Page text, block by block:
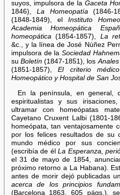
suyos, impulsora de la Gaceta
1846), La Homeopatía(1846-
(1848-1849), el Instituto
Academia Homeopática
homeopática(1854-1857), La
&c., y la línea de José Núñez
impulsora de laSociedad
su Boletín(1847-1851), los
(1851-1857),El criterio médico
Homeopático y Hospital de San
En la península, en general,
espiritualistas y sus
ultramar con homeópatas
Cayetano Cruxent Lalbi (1801-
homeópata, tan ventajosamente
por los felices resultados de su
mundo médico por sus
(escribía de élLa Esperanza,
el 31 de mayo de 1854,
próximo retorno a La Habana).
antes de morir dejó publicadas
acerca de los principios
(Barcelona 1863, 605 págs.),